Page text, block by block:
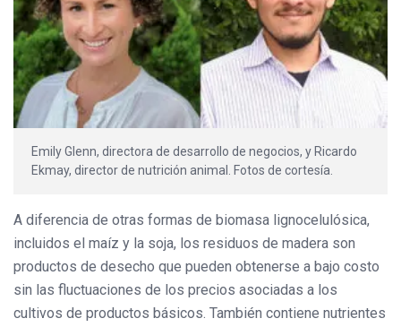
Emily Glenn, directora de desarrollo de negocios, y Ricardo
Ekmay, director de nutrición animal. Fotos de cortesía.
A diferencia de otras formas de biomasa lignocelulósica,
incluidos el maíz y la soja, los residuos de madera son
productos de desecho que pueden obtenerse a bajo costo
sin las fluctuaciones de los precios asociadas a los
cultivos de productos básicos. También contiene nutrientes